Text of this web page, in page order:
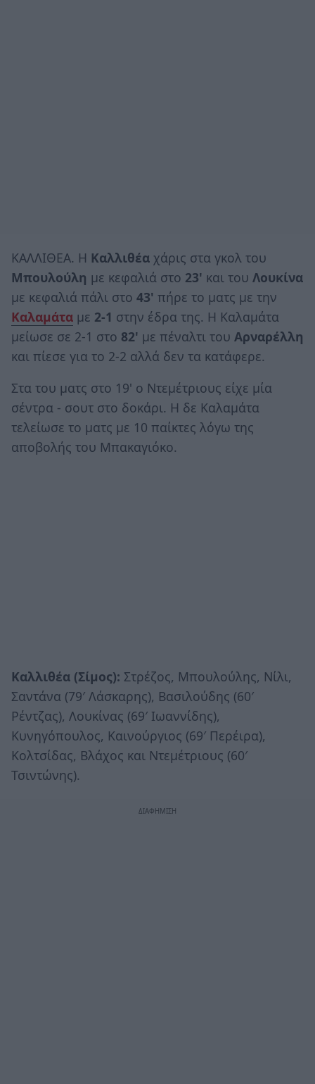
ΚΑΛΛΙΘΕΑ. Η Καλλιθέα χάρις στα γκολ του
Μπουλούλη με κεφαλιά στο 23' και του Λουκίνα
με κεφαλιά πάλι στο 43' πήρε το ματς με την
Καλαμάτα με 2-1 στην έδρα της. Η Καλαμάτα
μείωσε σε 2-1 στο 82' με πέναλτι του Αρναρέλλη
και πίεσε για το 2-2 αλλά δεν τα κατάφερε.
Στα του ματς στο 19' ο Ντεμέτριους είχε μία
σέντρα - σουτ στο δοκάρι. Η δε Καλαμάτα
τελείωσε το ματς με 10 παίκτες λόγω της
αποβολής του Μπακαγιόκο.
Καλλιθέα (Σίμος): Στρέζος, Μπουλούλης, Νίλι,
Σαντάνα (79′ Λάσκαρης), Βασιλούδης (60′
Ρέντζας), Λουκίνας (69′ Ιωαννίδης),
Κυνηγόπουλος, Καινούργιος (69′ Περέιρα),
Κολτσίδας, Βλάχος και Ντεμέτριους (60′
Τσιντώνης).